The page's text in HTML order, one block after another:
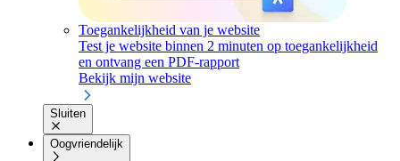
Toegankelijkheid van je website
Test je website binnen 2 minuten op toegankelijkheid
en ontvang een PDF-rapport
Bekijk mijn website
Sluiten
Oogvriendelijk